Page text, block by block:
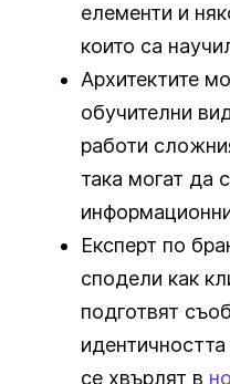
елементи и
които са
Архитектите
обучителни
работи
така могат да
Експерт по
сподели как
подготвят
се хвърлят в